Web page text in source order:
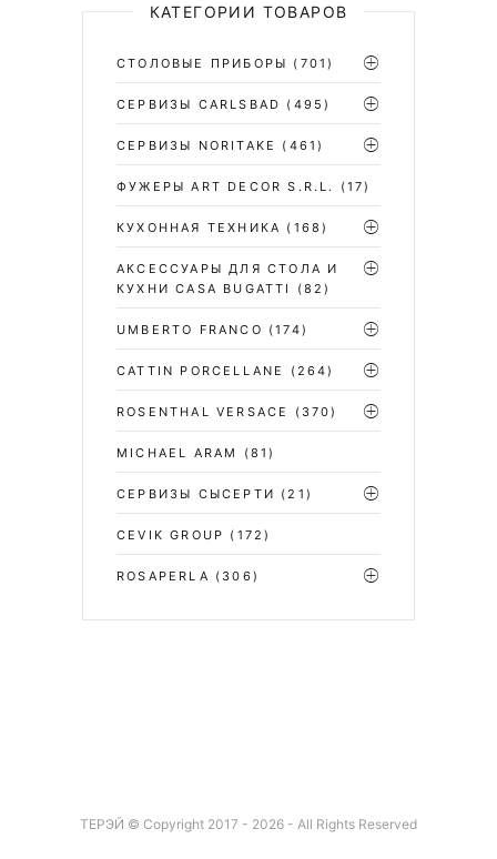
КАТЕГОРИИ ТОВАРОВ
СТОЛОВЫЕ ПРИБОРЫ (701)
CЕРВИЗЫ CARLSBAD (495)
СЕРВИЗЫ NORITAKE (461)
ФУЖЕРЫ ART DECOR S.R.L. (17)
КУХОННАЯ ТЕХНИКА (168)
АКСЕССУАРЫ ДЛЯ СТОЛА И
КУХНИ CASA BUGATTI
(82)
UMBERTO FRANCO (174)
CATTIN PORCELLANE (264)
ROSENTHAL VERSACE (370)
MICHAEL ARAM (81)
СЕРВИЗЫ СЫСЕРТИ (21)
CEVIK GROUP (172)
ROSAPERLA (306)
ТЕРЭЙ © Copyright 2017 - 2026 - All Rights Reserved